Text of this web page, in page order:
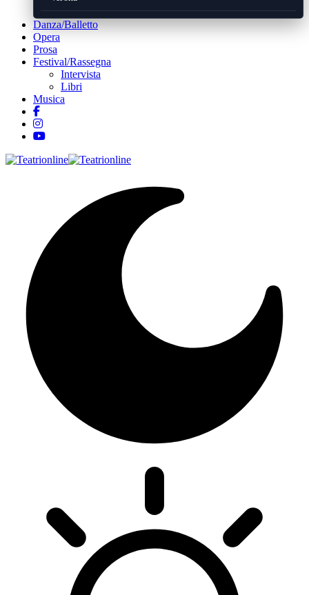
Danza/Balletto
Opera
Prosa
Festival/Rassegna
Intervista
Libri
Musica